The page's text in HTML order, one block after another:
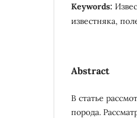
Keywords:
известняка,
Abstract
В статье
порода.